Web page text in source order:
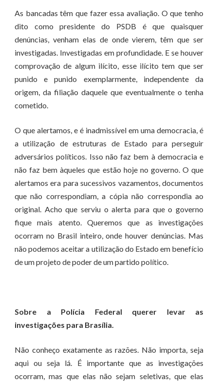
As bancadas têm que fazer essa avaliação. O que tenho
dito como presidente do PSDB é que quaisquer
denúncias, venham elas de onde vierem, têm que ser
investigadas. Investigadas em profundidade. E se houver
comprovação de algum ilícito, esse ilícito tem que ser
punido e punido exemplarmente, independente da
origem, da filiação daquele que eventualmente o tenha
cometido.
O que alertamos, e é inadmissível em uma democracia, é
a utilização de estruturas de Estado para perseguir
adversários políticos. Isso não faz bem à democracia e
não faz bem àqueles que estão hoje no governo. O que
alertamos era para sucessivos vazamentos, documentos
que não correspondiam, a cópia não correspondia ao
original. Acho que serviu o alerta para que o governo
fique mais atento. Queremos que as investigações
ocorram no Brasil inteiro, onde houver denúncias. Mas
não podemos aceitar a utilização do Estado em benefício
de um projeto de poder de um partido político.
Sobre a Polícia Federal querer levar as
investigações para Brasília.
Não conheço exatamente as razões. Não importa, seja
aqui ou seja lá. É importante que as investigações
ocorram, mas que elas não sejam seletivas, que elas